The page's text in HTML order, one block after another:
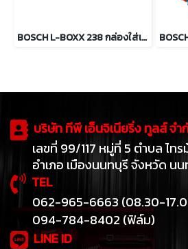
BOSCH L-BOXX 238 กล่องใส่เครื่องมือช่าง
บริษัท ทีพี เอ็นจิเนียริ่ง ทูลส์ จำ
เลขที่ 99/117 หมู่ที่ 5 ตำบล ไทร
อำเภอ เมืองนนทบุรี จังหวัด นน
TEL
062-965-6663 (08.30-
094-784-8402 (ฟิล์ม)
LINE ID